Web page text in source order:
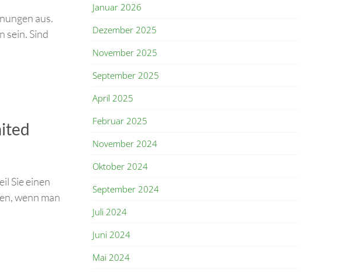
aus.
sein. Sind
Sie einen
wenn man
Januar 2026
Dezember 2025
November 2025
September 2025
April 2025
Februar 2025
November 2024
Oktober 2024
September 2024
Juli 2024
Juni 2024
Mai 2024